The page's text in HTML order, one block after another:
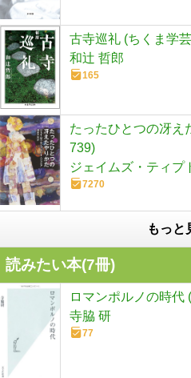
古寺巡礼 (ちくま学
和辻 哲郎
165
たったひとつの冴え
739)
ジェイムズ・ティプ
7270
もっと
読みたい本(7冊)
ロマンポルノの時代
寺脇 研
77